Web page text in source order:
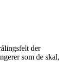
der
som de skal,